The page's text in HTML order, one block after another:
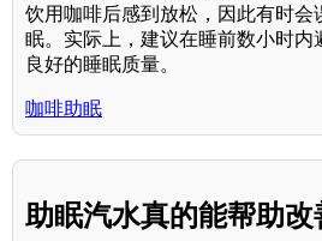
饮用咖啡后感到放松，因此有时会
眠。实际上，建议在睡前数小时内
良好的睡眠质量。
咖啡助眠
助眠汽水真的能帮助改